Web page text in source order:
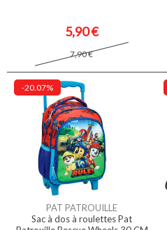
5,90 €
7,90 €
-20.07%
PAT PATROUILLE
Sac à dos à roulettes Pat